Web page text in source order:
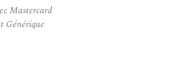
Mastercard
Générique